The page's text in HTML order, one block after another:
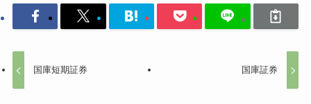
国庫短期証券 国庫証券